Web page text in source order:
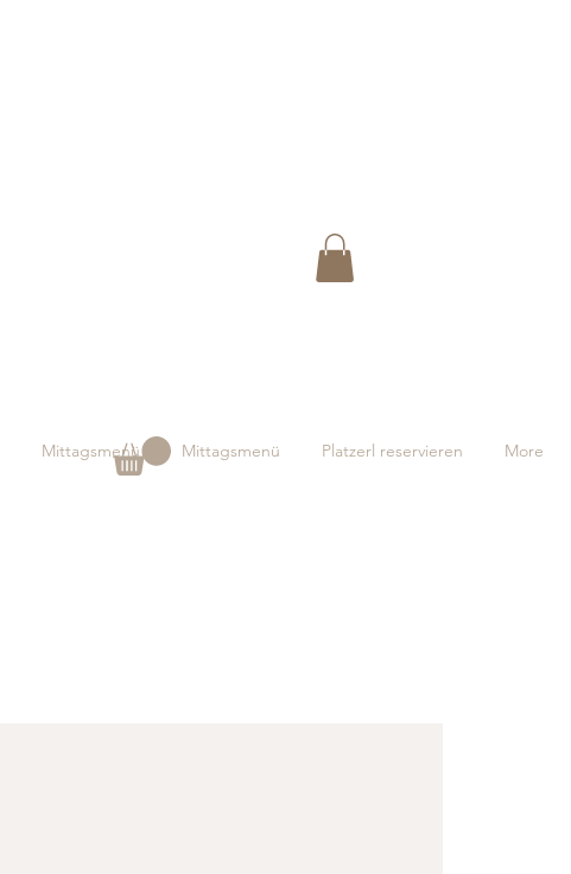
Mittagsmenü Mittagsmenü Platzerl reservieren More